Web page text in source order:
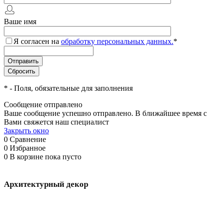
Ваше имя
Я согласен на обработку персональных данных.*
* - Поля, обязательные для заполнения
Сообщение отправлено
Ваше сообщение успешно отправлено. В ближайшее время с
Вами свяжется наш специалист
Закрыть окно
0 Сравнение
0 Избранное
0 В корзине пока пусто
Архитектурный декор